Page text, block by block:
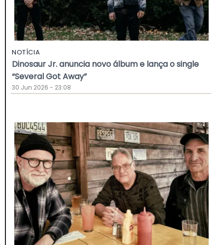
NOTÍCIA
Dinosaur Jr. anuncia novo álbum e lança o single
“Several Got Away”
30 Jun 2026 - 23:08